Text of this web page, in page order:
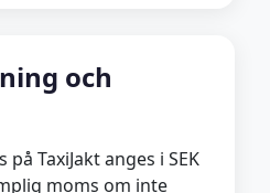
och
TaxiJakt anges i SEK
moms om inte